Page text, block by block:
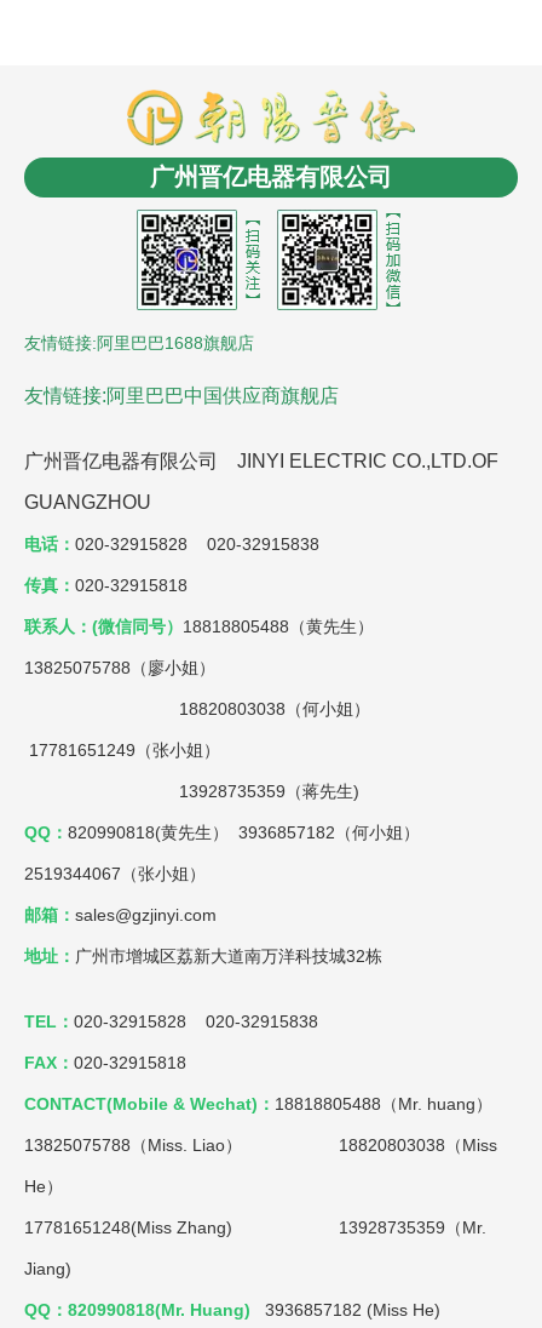
商盟成员：云南LED 消防工程安装 商业电子秤
电缆桥架 无人机信号干扰屏蔽反制 沈阳油浸式变压
器 控制电缆 沈阳风机盘管 LCR数字电桥 贵州led显
氮化铝陶瓷基板
广州晋亿电器有限公司
友情链接:阿里巴巴1688旗舰店
友情链接:阿里巴巴中国供应商旗舰店
广州晋亿电器有限公司 JINYI ELECTRIC CO.,LTD.OF
GUANGZHOU
电话： 020-32915828 020-32915838
传真： 020-32915818
联系人：(微信同号） 18818805488（黄先生）
13825075788（廖小姐）
18820803038（何小姐）
17781651249（张小姐）
13928735359（蒋先生)
QQ： 820990818(黄先生） 3936857182（何小姐）
2519344067（张小姐）
邮箱： sales@gzjinyi.com
地址： 广州市增城区荔新大道南万洋科技城32栋
TEL： 020-32915828 020-32915838
FAX： 020-32915818
CONTACT(Mobile & Wechat)： 18818805488（Mr. huang）
13825075788（Miss. Liao） 18820803038（Miss
He）
17781651248(Miss Zhang) 13928735359（Mr.
Jiang)
QQ：820990818(Mr. Huang) 3936857182 (Miss He)